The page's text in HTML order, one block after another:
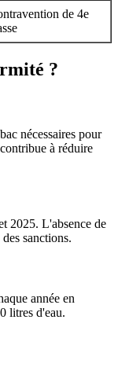
de 4e
?
nécessaires pour
à réduire
2025. L'absence de
sanctions.
année en
litres d'eau.